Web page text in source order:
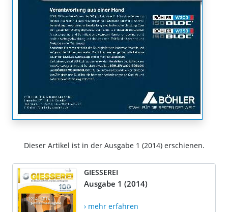
Dieser Artikel ist in der Ausgabe 1 (2014) erschienen.
GIESSEREI
Ausgabe 1 (2014)
› mehr erfahren